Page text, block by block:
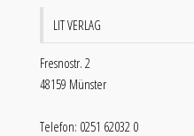
LIT VERLAG
Fresnostr. 2
48159 Münster
Telefon: 0251 62032 0